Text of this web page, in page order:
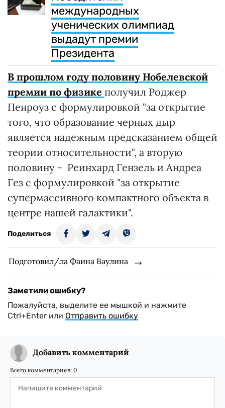
международных
ученических олимпиад
выдадут премии
Президента
В прошлом году половину Нобелевской
премии по физике получил Роджер
Пенроуз с формулировкой "за открытие
того, что образование черных дыр
является надежным предсказанием общей
теории относительности", а вторую
половину - Реинхард Гензель и Андреа
Гез с формулировкой "за открытие
супермассивного компактного объекта в
центре нашей галактики".
Поделиться
Подготовил/ла Фаина Ваулина
Заметили ошибку?
Пожалуйста, выделите ее мышкой и нажмите
Ctrl+Enter или Отправить ошибку
Добавить комментарий
Всего комментариев: 0